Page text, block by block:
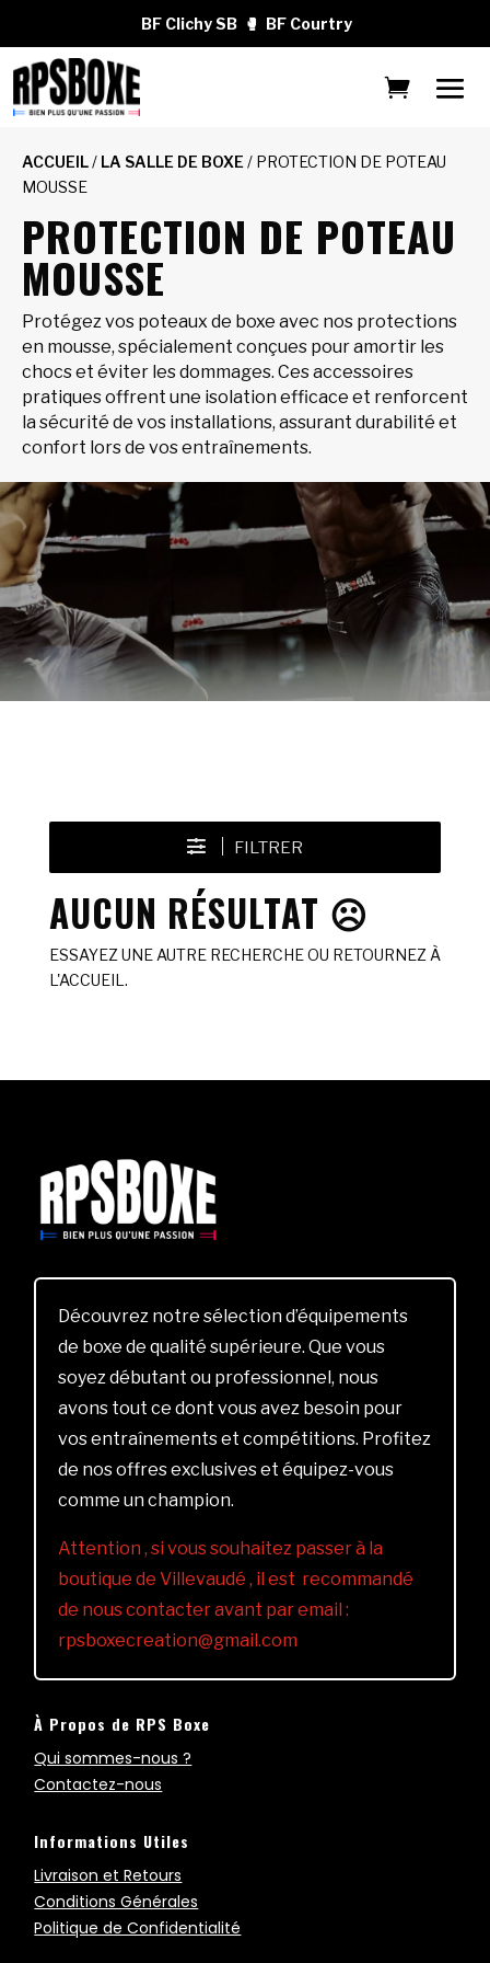
BF Clichy SB 🥊 BF Courtry
ACCUEIL/ LA SALLE DE BOXE / PROTECTION DE POTEAU
MOUSSE
PROTECTION DE POTEAU
MOUSSE
Protégez vos poteaux de boxe avec nos protections
en mousse, spécialement conçues pour amortir les
chocs et éviter les dommages. Ces accessoires
pratiques offrent une isolation efficace et renforcent
la sécurité de vos installations, assurant durabilité et
confort lors de vos entraînements.
FILTRER
AUCUN RÉSULTAT ☹️
ESSAYEZ UNE AUTRE RECHERCHE OU RETOURNEZ À
L'ACCUEIL.
Découvrez notre sélection d’équipements
de boxe de qualité supérieure. Que vous
soyez débutant ou professionnel, nous
avons tout ce dont vous avez besoin pour
vos entraînements et compétitions. Profitez
de nos offres exclusives et équipez-vous
comme un champion.
Attention , si vous souhaitez passer à la
boutique de Villevaudé , il est recommandé
de nous contacter avant par email :
rpsboxecreation@gmail.com
À Propos de RPS Boxe
Qui sommes-nous ?
Contactez-nous
Informations Utiles
Livraison et Retours
Conditions Générales
Politique de Confidentialité